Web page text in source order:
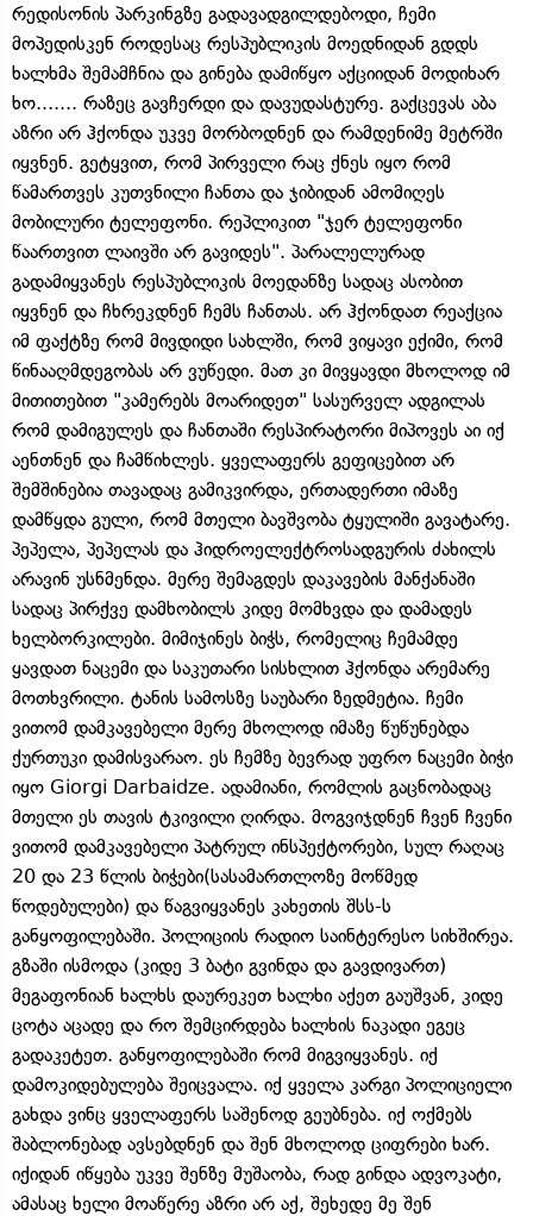
რედისონის პარკინგზე გადავადგილდებოდი, ჩემი
მოპედისკენ როდესაც რესპუბლიკის მოედნიდან გდდს
ხალხმა შემამჩნია და გინება დამიწყო აქციიდან მოდიხარ
ხო....... რაზეც გავჩერდი და დავუდასტურე. გაქცევას აბა
აზრი არ ჰქონდა უკვე მორბოდნენ და რამდენიმე მეტრში
იყვნენ. გეტყვით, რომ პირველი რაც ქნეს იყო რომ
წამართვეს კუთვნილი ჩანთა და ჯიბიდან ამომიღეს
მობილური ტელეფონი. რეპლიკით "ჯერ ტელეფონი
წაართვით ლაივში არ გავიდეს". პარალელურად
გადამიყვანეს რესპუბლიკის მოედანზე სადაც ასობით
იყვნენ და ჩხრეკდნენ ჩემს ჩანთას. არ ჰქონდათ რეაქცია
იმ ფაქტზე რომ მივდიდი სახლში, რომ ვიყავი ექიმი, რომ
წინააღმდეგობას არ ვუწედი. მათ კი მივყავდი მხოლოდ იმ
მითითებით "კამერებს მოარიდეთ" სასურველ ადგილას
რომ დამიგულეს და ჩანთაში რესპირატორი მიპოვეს აი იქ
აენთნენ და ჩამწიხლეს. ყველაფერს გეფიცებით არ
შემშინებია თავადაც გამიკვირდა, ერთადერთი იმაზე
დამწყდა გული, რომ მთელი ბავშვობა ტყულიში გავატარე.
პეპელა, პეპელას და ჰიდროელექტროსადგურის ძახილს
არავინ უსნმენდა. მერე შემაგდეს დაკავების მანქანაში
სადაც პირქვე დამხობილს კიდე მომხვდა და დამადეს
ხელბორკილები. მიმიჯინეს ბიჭს, რომელიც ჩემამდე
ყავდათ ნაცემი და საკუთარი სისხლით ჰქონდა არემარე
მოთხვრილი. ტანის სამოსზე საუბარი ზედმეტია. ჩემი
ვითომ დამკავებელი მერე მხოლოდ იმაზე წუწუნებდა
ქურთუკი დამისვარაო. ეს ჩემზე ბევრად უფრო ნაცემი ბიჭი
იყო Giorgi Darbaidze. ადამიანი, რომლის გაცნობადაც
მთელი ეს თავის ტკივილი ღირდა. მოგვიჯდნენ ჩვენ ჩვენი
ვითომ დამკავებელი პატრულ ინსპექტორები, სულ რაღაც
20 და 23 წლის ბიჭები(სასამართლოზე მოწმედ
წოდებულები) და წაგვიყვანეს კახეთის შსს-ს
განყოფილებაში. პოლიციის რადიო საინტერესო სიხშირეა.
გზაში ისმოდა (კიდე 3 ბატი გვინდა და გავდივართ)
მეგაფონიან ხალხს დაურეკეთ ხალხი აქეთ გაუშვან, კიდე
ცოტა აცადე და რო შემცირდება ხალხის ნაკადი ეგეც
გადაკეტეთ. განყოფილებაში რომ მიგვიყვანეს. იქ
დამოკიდებულება შეიცვალა. იქ ყველა კარგი პოლიციელი
გახდა ვინც ყველაფერს საშენოდ გეუბნება. იქ ოქმებს
შაბლონებად ავსებდნენ და შენ მხოლოდ ციფრები ხარ.
იქიდან იწყება უკვე შენზე მუშაობა, რად გინდა ადვოკატი,
ამასაც ხელი მოაწერე აზრი არ აქ, შეხედე მე შენ